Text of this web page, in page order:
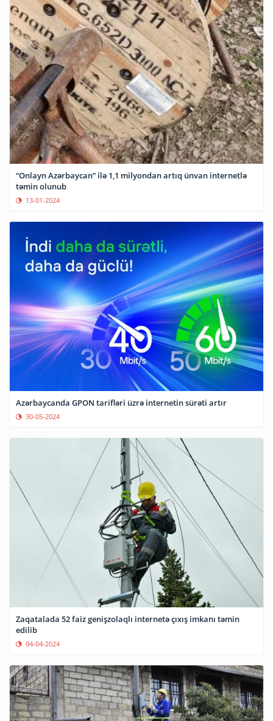
“Onlayn Azərbaycan” ilə 1,1 milyondan artıq ünvan internetlə
təmin olunub
13-01-2024
Azərbaycanda GPON tarifləri üzrə internetin sürəti artır
30-05-2024
Zaqatalada 52 faiz genişzolaqlı internetə çıxış imkanı təmin
edilib
04-04-2024